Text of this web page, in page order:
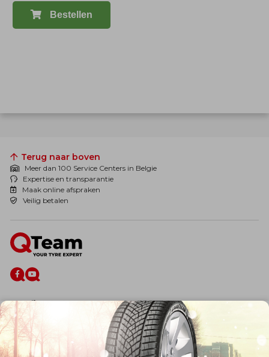
Bestellen
Terug naar boven
Meer dan 100 Service Centers in Belgie
Expertise en transparantie
Maak online afspraken
Veilig betalen
De firma
Wie zijn wij?
Blog
Onze dienstverlening